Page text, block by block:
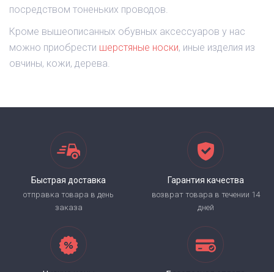
посредством тоненьких проводов.
Кроме вышеописанных обувных аксессуаров у нас
можно приобрести шерстяные носки, иные изделия из
овчины, кожи, дерева.
Быстрая доставка
отправка товара в день
заказа
Гарантия качества
возврат товара в течении 14
дней